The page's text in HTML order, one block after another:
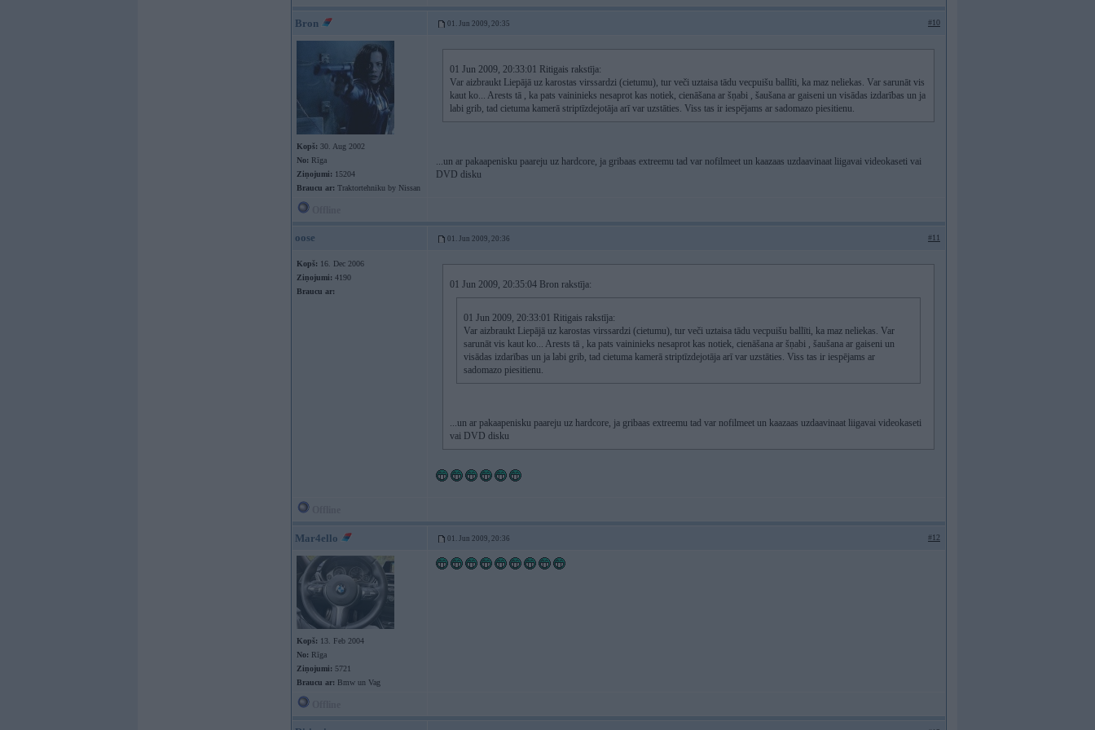
Bron 01. Jun 2009, 20:35 #10
Kopš: 30. Aug 2002
No: Rīga
Ziņojumi: 15204
Braucu ar: Traktortehniku by Nissan
01 Jun 2009, 20:33:01 Ritigais rakstīja:
Var aizbraukt Liepājā uz karostas virssardzi (cietumu), tur veči uztaisa tādu vecpuišu ballīti, ka maz neliekas. Var sarunāt vis
kaut ko... Arests tā , ka pats vaininieks nesaprot kas notiek, cienāšana ar šņabi , šaušana ar gaiseni un visādas izdarības un ja
labi grib, tad cietuma kamerā striptīzdejotāja arī var uzstāties. Viss tas ir iespējams ar sadomazo piesitienu.
...un ar pakaapenisku paareju uz hardcore, ja gribaas extreemu tad var nofilmeet un kaazaas uzdaavinaat liigavai videokaseti vai
DVD disku
oose 01. Jun 2009, 20:36 #11
Kopš: 16. Dec 2006
Ziņojumi: 4190
Braucu ar:
01 Jun 2009, 20:35:04 Bron rakstīja:
01 Jun 2009, 20:33:01 Ritigais rakstīja:
Var aizbraukt Liepājā uz karostas virssardzi (cietumu), tur veči uztaisa tādu vecpuišu ballīti, ka maz neliekas. Var
sarunāt vis kaut ko... Arests tā , ka pats vaininieks nesaprot kas notiek, cienāšana ar šņabi , šaušana ar gaiseni un
visādas izdarības un ja labi grib, tad cietuma kamerā striptīzdejotāja arī var uzstāties. Viss tas ir iespējams ar
sadomazo piesitienu.
...un ar pakaapenisku paareju uz hardcore, ja gribaas extreemu tad var nofilmeet un kaazaas uzdaavinaat liigavai videokaseti
vai DVD disku
Mar4ello 01. Jun 2009, 20:36 #12
Kopš: 13. Feb 2004
No: Rīga
Ziņojumi: 5721
Braucu ar: Bmw un Vag